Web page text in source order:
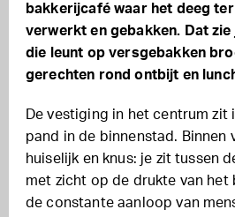
bakkerijcafé waar het deeg
verwerkt en gebakken. Dat
die leunt op versgebakken
gerechten rond ontbijt en
De vestiging in het centrum zit
pand in de binnenstad. Binnen
huiselijk en knus: je zit tussen
met zicht op de drukte van het
de constante aanloop van